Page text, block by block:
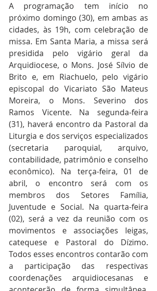
A programação tem início no
próximo domingo (30), em ambas as
cidades, às 19h, com celebração de
missa. Em Santa Maria, a missa será
presidida pelo vigário geral da
Arquidiocese, o Mons. José Sílvio de
Brito e, em Riachuelo, pelo vigário
episcopal do Vicariato São Mateus
Moreira, o Mons. Severino dos
Ramos Vicente. Na segunda-feira
(31), haverá encontro da Pastoral da
Liturgia e dos serviços especializados
(secretaria paroquial, arquivo,
contabilidade, patrimônio e conselho
econômico). Na terça-feira, 01 de
abril, o encontro será com os
membros dos Setores Família,
Juventude e Social. Na quarta-feira
(02), será a vez da reunião com os
movimentos e associações leigas,
catequese e Pastoral do Dízimo.
Todos esses encontros contarão com
a participação das respectivas
coordenações arquidiocesanas e